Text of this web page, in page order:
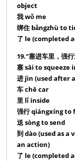
object
我 wǒ me
绑住 bǎngzhù to
了 le (completed
19.“塞进车里，强行
塞 sāi to squeeze
进 jìn (used after
车 chē car
里 lǐ inside
强行 qiángxíng to
送 sòng to send
到 dào (used as
an action)
了 le (completed